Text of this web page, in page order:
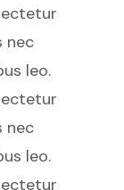
nec
leo.
nec
leo.